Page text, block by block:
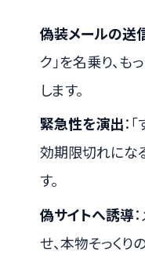
偽装メールの送
ク」を名乗り、
します。
緊急性を演出：
効期限切れにな
す。
偽サイトへ誘導
せ、本物そっく